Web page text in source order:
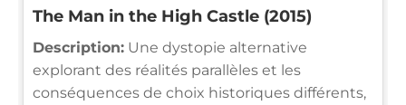
The Man in the High Castle (2015)
Description: Une dystopie alternative
explorant des réalités parallèles et les
conséquences de choix historiques différents,